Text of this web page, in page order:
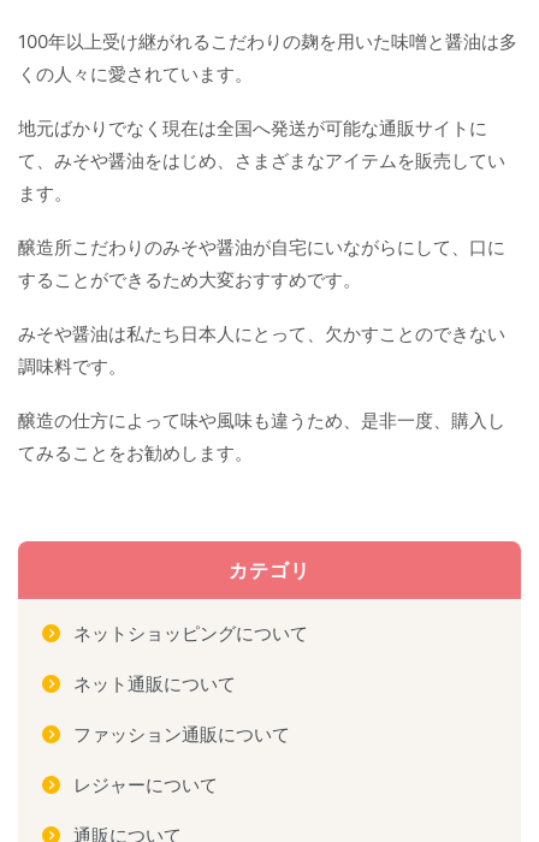
100年以上受け継がれるこだわりの麹を用いた味噌と醤油は多
くの人々に愛されています。
地元ばかりでなく現在は全国へ発送が可能な通販サイトに
て、みそや醤油をはじめ、さまざまなアイテムを販売してい
ます。
醸造所こだわりのみそや醤油が自宅にいながらにして、口に
することができるため大変おすすめです。
みそや醤油は私たち日本人にとって、欠かすことのできない
調味料です。
醸造の仕方によって味や風味も違うため、是非一度、購入し
てみることをお勧めします。
カテゴリ
ネットショッピングについて
ネット通販について
ファッション通販について
レジャーについて
通販について